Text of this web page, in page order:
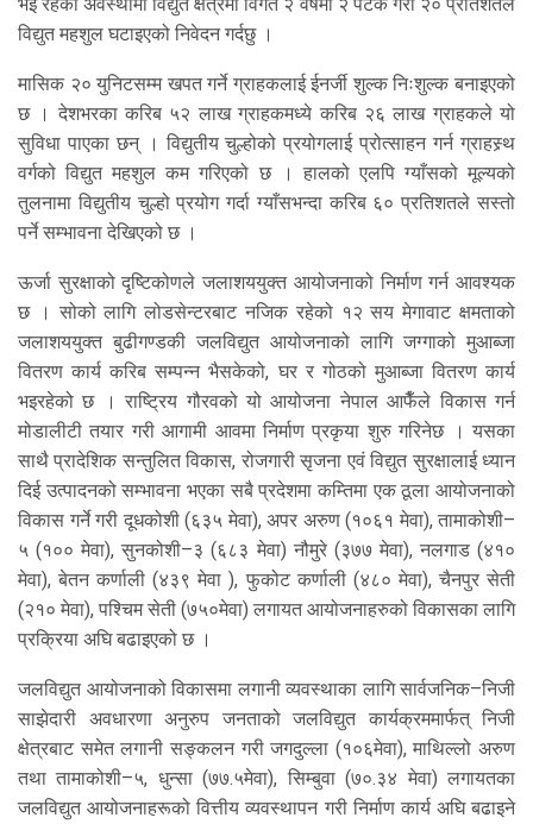
विद्युत महशुल घटाइएको निवेदन गर्दछु ।
मासिक २० युनिटसम्म खपत गर्ने ग्राहकलाई ईनर्जी शुल्क निःशुल्क बनाइएको
छ । देशभरका करिब ५२ लाख ग्राहकमध्ये करिब २६ लाख ग्राहकले यो
सुविधा पाएका छन् । विद्युतीय चुल्होको प्रयोगलाई प्रोत्साहन गर्न ग्राहस्र्थ
वर्गको विद्युत महशुल कम गरिएको छ । हालको एलपि ग्याँसको मूल्यको
तुलनामा विद्युतीय चुल्हो प्रयोग गर्दा ग्याँसभन्दा करिब ६० प्रतिशतले सस्तो
पर्ने सम्भावना देखिएको छ ।
ऊर्जा सुरक्षाको दृष्टिकोणले जलाशययुक्त आयोजनाको निर्माण गर्न आवश्यक
छ । सोको लागि लोडसेन्टरबाट नजिक रहेको १२ सय मेगावाट क्षमताको
जलाशययुक्त बुढीगण्डकी जलविद्युत आयोजनाको लागि जग्गाको मुआब्जा
वितरण कार्य करिब सम्पन्न भैसकेको, घर र गोठको मुआब्जा वितरण कार्य
भइरहेको छ । राष्ट्रिय गौरवको यो आयोजना नेपाल आफैँले विकास गर्न
मोडालीटी तयार गरी आगामी आवमा निर्माण प्रकृया शुरु गरिनेछ । यसका
साथै प्रादेशिक सन्तुलित विकास, रोजगारी सृजना एवं विद्युत सुरक्षालाई ध्यान
दिई उत्पादनको सम्भावना भएका सबै प्रदेशमा कम्तिमा एक ठूला आयोजनाको
विकास गर्ने गरी दूधकोशी (६३५ मेवा), अपर अरुण (१०६१ मेवा), तामाकोशी–
५ (१०० मेवा), सुनकोशी–३ (६८३ मेवा) नौमुरे (३७७ मेवा), नलगाड (४१०
मेवा), बेतन कर्णाली (४३९ मेवा ), फुकोट कर्णाली (४८० मेवा), चैनपुर सेती
(२१० मेवा), पश्चिम सेती (७५०मेवा) लगायत आयोजनाहरुको विकासका लागि
प्रक्रिया अघि बढाइएको छ ।
जलविद्युत आयोजनाको विकासमा लगानी व्यवस्थाका लागि सार्वजनिक–निजी
साझेदारी अवधारणा अनुरुप जनताको जलविद्युत कार्यक्रममार्फत् निजी
क्षेत्रबाट समेत लगानी सङ्कलन गरी जगदुल्ला (१०६मेवा), माथिल्लो अरुण
तथा तामाकोशी–५, धुन्सा (७७.५मेवा), सिम्बुवा (७०.३४ मेवा) लगायतका
जलविद्युत आयोजनाहरूको वित्तीय व्यवस्थापन गरी निर्माण कार्य अघि बढाइने